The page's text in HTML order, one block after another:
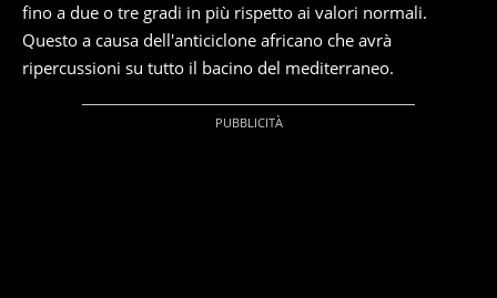
fino a due o tre gradi in più rispetto ai valori normali.
Questo a causa dell'anticiclone africano che avrà
ripercussioni su tutto il bacino del mediterraneo.